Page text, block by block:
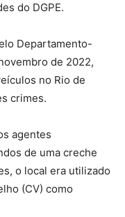
do DGPE.
Departamento-
de 2022,
no Rio de
crimes.
agentes
de uma creche
o local era utilizado
(CV) como